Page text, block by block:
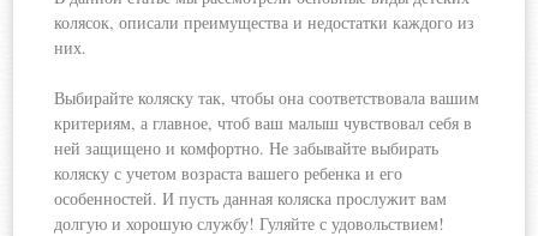
колясок, описали преимущества и недостатки каждого из
них.
Выбирайте коляску так, чтобы она соответствовала вашим
критериям, а главное, чтоб ваш малыш чувствовал себя в
ней защищено и комфортно. Не забывайте выбирать
коляску с учетом возраста вашего ребенка и его
особенностей. И пусть данная коляска прослужит вам
долгую и хорошую службу! Гуляйте с удовольствием!